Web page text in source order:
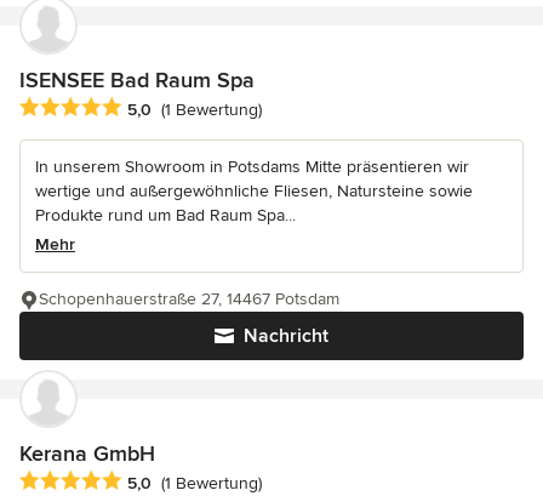
ISENSEE Bad Raum Spa
Durchschnittliche Bewertung: 5 von 5 Sternen
5,0 (1 Bewertung)
In unserem Showroom in Potsdams Mitte präsentieren wir
wertige und außergewöhnliche Fliesen, Natursteine sowie
Produkte rund um Bad Raum Spa...
Mehr
Nachricht
Schopenhauerstraße 27, 14467 Potsdam
Kerana GmbH
Durchschnittliche Bewertung: 5 von 5 Sternen
5,0 (1 Bewertung)